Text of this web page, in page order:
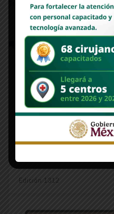
COMMENTS
WORDPRESS:0
DISQUS:
Deja un comentario
Lo siento, debes estarconectado
Edición 1312